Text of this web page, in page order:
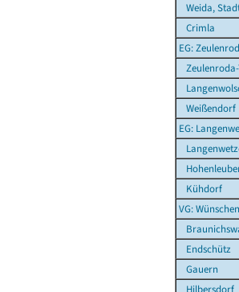
Weida,
Crimla
EG:
Weißendorf
EG:
Kühdorf
VG:
Endschütz
Gauern